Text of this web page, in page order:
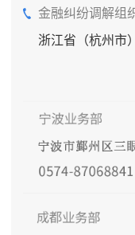
金融纠纷调解组
浙江省（杭州市